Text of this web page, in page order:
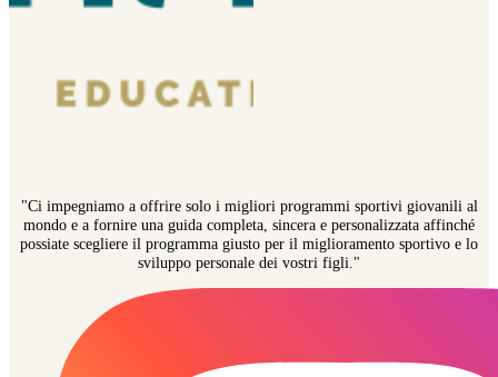
"Ci impegniamo a offrire solo i migliori programmi sportivi giovanili al
mondo e a fornire una guida completa, sincera e personalizzata affinché
possiate scegliere il programma giusto per il miglioramento sportivo e lo
sviluppo personale dei vostri figli."